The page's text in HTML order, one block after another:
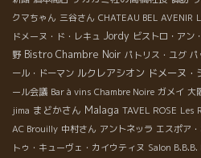
クマちゃん 三谷さん CHATEAU BEL AVENIR
ドメーヌ・ド・レキュ Jordy ビストロ・アン
野 Bistro Chambre Noir パトリス・ユグ パ
ール・ドーマン ルクレアシオン ドメーヌ・
ール会議 Bar à vins Chambre Noire ガメイ 大
jima まどかさん Malaga TAVEL ROSE Les
AC Brouilly 中村さん アントネッラ エスポア
トゥ・キューヴェ・カイウティヌ Salon